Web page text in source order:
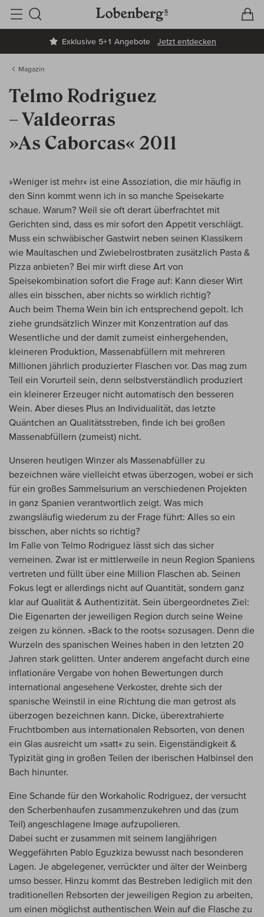
Exklusive 5+1 Angebote Jetzt entdecken
Suche
Magazin
Telmo Rodriguez
– Valdeorras
»As Caborcas« 2011
»Weniger ist mehr« ist eine Assoziation, die mir häufig in
den Sinn kommt wenn ich in so manche Speisekarte
schaue. Warum? Weil sie oft derart überfrachtet mit
Gerichten sind, dass es mir sofort den Appetit verschlägt.
Muss ein schwäbischer Gastwirt neben seinen Klassikern
wie Maultaschen und Zwiebelrostbraten zusätzlich Pasta &
Pizza anbieten? Bei mir wirft diese Art von
Speisekombination sofort die Frage auf: Kann dieser Wirt
alles ein bisschen, aber nichts so wirklich richtig?
Auch beim Thema Wein bin ich entsprechend gepolt. Ich
ziehe grundsätzlich Winzer mit Konzentration auf das
Wesentliche und der damit zumeist einhergehenden,
kleineren Produktion, Massenabfüllern mit mehreren
Millionen jährlich produzierter Flaschen vor. Das mag zum
Teil ein Vorurteil sein, denn selbstverständlich produziert
ein kleinerer Erzeuger nicht automatisch den besseren
Wein. Aber dieses Plus an Individualität, das letzte
Quäntchen an Qualitätsstreben, finde ich bei großen
Massenabfüllern (zumeist) nicht.
Unseren heutigen Winzer als Massenabfüller zu
bezeichnen wäre vielleicht etwas überzogen, wobei er sich
für ein großes Sammelsurium an verschiedenen Projekten
in ganz Spanien verantwortlich zeigt. Was mich
zwangsläufig wiederum zu der Frage führt: Alles so ein
bisschen, aber nichts so richtig?
Im Falle von Telmo Rodriguez lässt sich das sicher
verneinen. Zwar ist er mittlerweile in neun Region Spaniens
vertreten und füllt über eine Million Flaschen ab. Seinen
Fokus legt er allerdings nicht auf Quantität, sondern ganz
klar auf Qualität & Authentizität. Sein übergeordnetes Ziel:
Die Eigenarten der jeweiligen Region durch seine Weine
zeigen zu können. »Back to the roots« sozusagen. Denn die
Wurzeln des spanischen Weines haben in den letzten 20
Jahren stark gelitten. Unter anderem angefacht durch eine
inflationäre Vergabe von hohen Bewertungen durch
international angesehene Verkoster, drehte sich der
spanische Weinstil in eine Richtung die man getrost als
überzogen bezeichnen kann. Dicke, überextrahierte
Fruchtbomben aus internationalen Rebsorten, von denen
ein Glas ausreicht um »satt« zu sein. Eigenständigkeit &
Typizität ging in großen Teilen der iberischen Halbinsel den
Bach hinunter.
Eine Schande für den Workaholic Rodriguez, der versucht
den Scherbenhaufen zusammenzukehren und das (zum
Teil) angeschlagene Image aufzupolieren.
Dabei sucht er zusammen mit seinem langjährigen
Weggefährten Pablo Eguzkiza bewusst nach besonderen
Lagen. Je abgelegener, verrückter und älter der Weinberg
umso besser. Hinzu kommt das Bestreben lediglich mit den
traditionellen Rebsorten der jeweiligen Region zu arbeiten,
um einen möglichst authentischen Wein auf die Flasche zu